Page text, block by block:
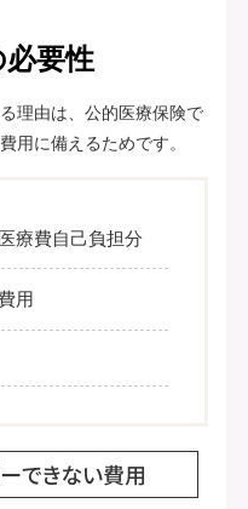
必要性
理由は、公的医療保険で
用に備えるためです。
療費自己負担分
用